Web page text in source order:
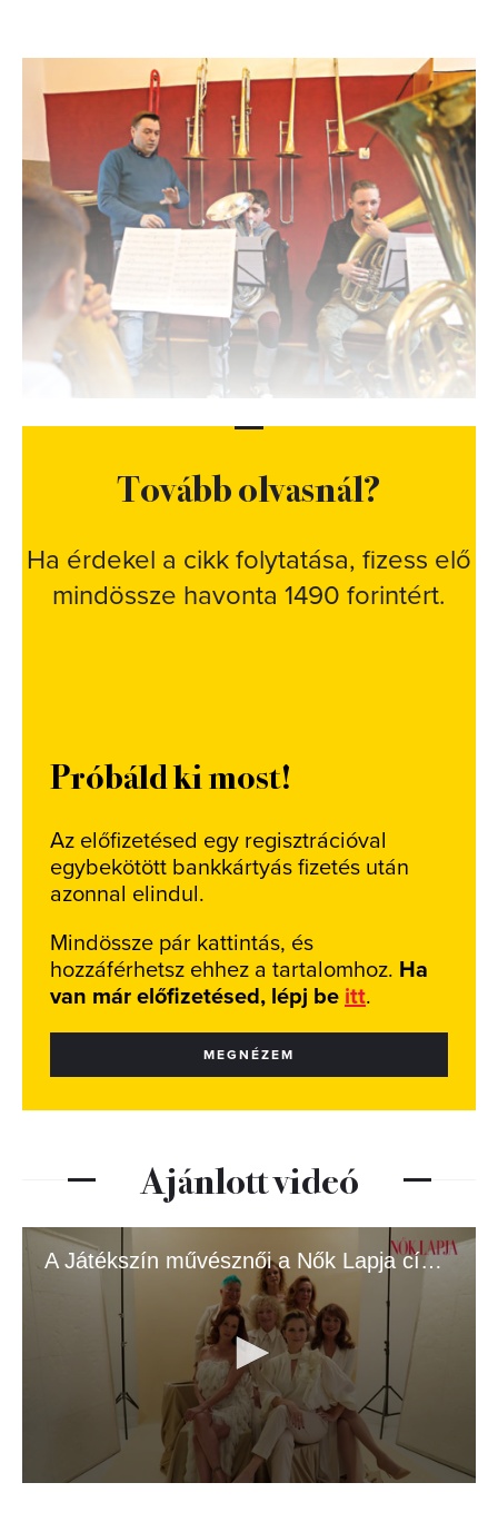
Tovább olvasnál?
Ha érdekel a cikk folytatása, fizess elő
mindössze havonta 1490 forintért.
Próbáld ki most!
Az előfizetésed egy regisztrációval
egybekötött bankkártyás fizetés után
azonnal elindul.
Mindössze pár kattintás, és
hozzáférhetsz ehhez a tartalomhoz. Ha
van már előfizetésed, lépj be itt.
MEGNÉZEM
Ajánlott videó
A Játékszín művésznői a Nők Lapja címlapján